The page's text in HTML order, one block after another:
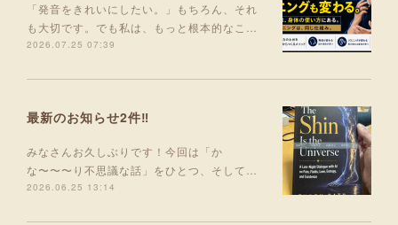
「発音をきれいにしたい。」もちろん、それ
も大切です。でも私は、もっと根本的なこ…
2026.07.25 07:39
最新のお知らせ2件‼️
みなさんお久しぶりです！今回は「か
な〜〜〜り不思議な話」をひとつ、そして…
2026.06.25 13:14